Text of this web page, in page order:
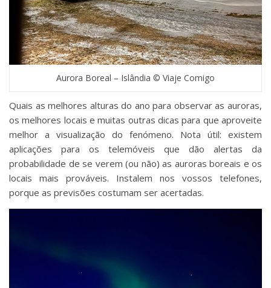
Aurora Boreal – Islândia © Viaje Comigo
Quais as melhores alturas do ano para observar as auroras,
os melhores locais e muitas outras dicas para que aproveite
melhor a visualização do fenómeno. Nota útil: existem
aplicações para os telemóveis que dão alertas da
probabilidade de se verem (ou não) as auroras boreais e os
locais mais prováveis. Instalem nos vossos telefones,
porque as previsões costumam ser acertadas.